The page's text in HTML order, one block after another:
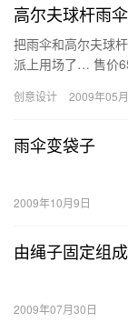
高尔夫球杆雨伞
把雨伞和高尔夫球
派上用场了… 售价
创意设计 2009年05
雨伞变袋子
2009年10月9日
由绳子固定组
2009年07月30日